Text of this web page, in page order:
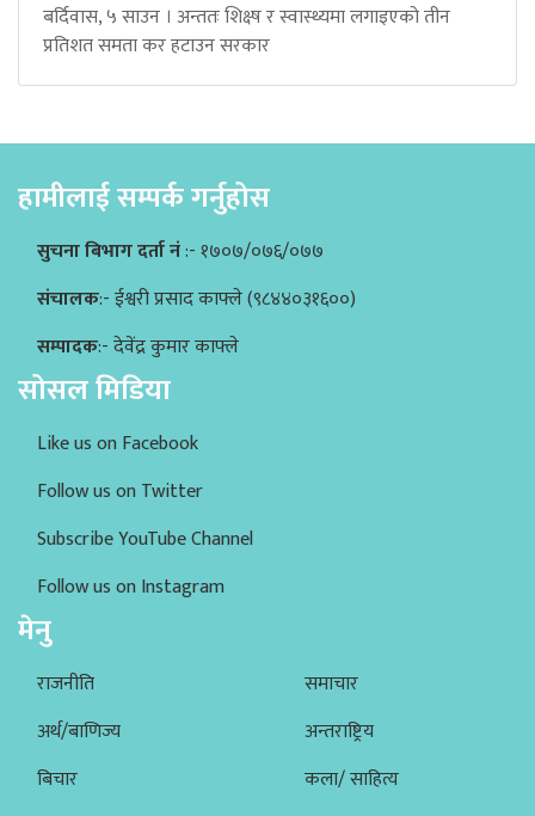
बर्दिवास, ५ साउन । अन्ततः शिक्ष्ष र स्वास्थ्यमा लगाइएको तीन
प्रतिशत समता कर हटाउन सरकार
हामीलाई सम्पर्क गर्नुहोस
सुचना बिभाग दर्ता नं:- १७०७/०७६/०७७
संचालक:- ईश्वरी प्रसाद काफ्ले (९८४४०३१६००)
सम्पादक:- देवेंद्र कुमार काफ्ले
सोसल मिडिया
Like us on Facebook
Follow us on Twitter
Subscribe YouTube Channel
Follow us on Instagram
मेनु
राजनीति
अर्थ/बाणिज्य
बिचार
समाचार
अन्तराष्ट्रिय
कला/ साहित्य